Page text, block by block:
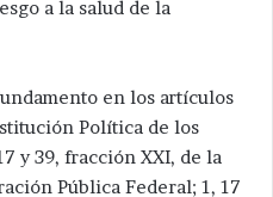
a la salud de la
en los artículos
Política de los
y 39, fracción XXI, de la
Pública Federal; 1, 17